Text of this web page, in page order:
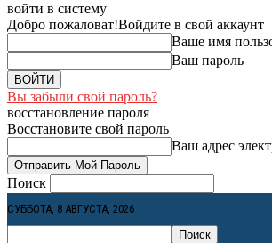
войти в систему
Добро пожаловат!Войдите в свой аккаунт
Ваше имя
Ваш пароль
Вы забыли свой пароль?
восстановление пароля
Восстановите свой пароль
Ваш адрес
Поиск
СУББОТА, 8 АВГУСТА, 2026